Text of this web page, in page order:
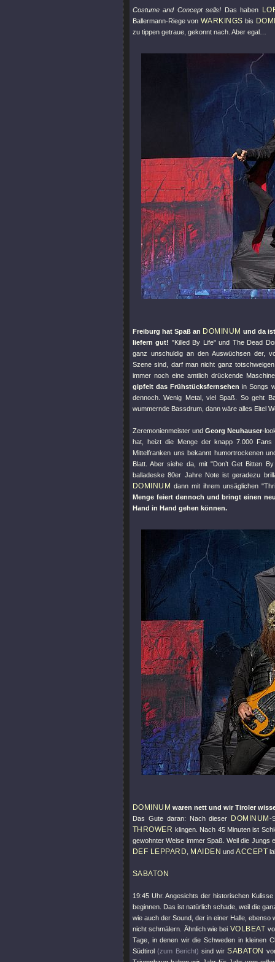
Costume and Concept sells! Das haben
Ballermann-Riege von WARKINGS bis
zu tippen getraue, gekonnt nach. Aber egal…
Freiburg hat Spaß an DOMINUM und da
liefern gut! "Killed By Life"und The Dead
ganz unschuldig an den Auswüchsen der,
Szene sind, darf man nicht ganz
immer noch eine amtlich drückende
gipfelt das Frühstücksfernsehen in Songs
dennoch. Wenig Metal, viel Spaß. So geht
wummernde Bassdrum, dann wäre alles Eitel
Zeremonienmeister und Georg Neuhauser-
hat, heizt die Menge der knapp 7.000
Mittelfranken uns bekannt humortrockenen
Blatt. Aber siehe da, mit "Don’t Get Bitten
balladeske 80er Jahre Note ist geradezu
DOMINUM dann mit ihrem unsäglichen "
Menge feiert dennoch und bringt einen
Hand in Hand gehen können.
DOMINUM waren nett und wir Tiroler
Das Gute daran: Nach dieser
DOMINUM -
THROWER klingen. Nach 45 Minuten ist
gewohnter Weise immer Spaß. Weil die
DEF LEPPARD MAIDEN undACCEPT
SABATON
19:45 Uhr. Angesichts der historischen
beginnen. Das ist natürlich schade, weil die
wie auch der Sound, der in einer Halle,
nicht schmälern. Ähnlich wie bei VOLBEAT
Tage, in denen wir die Schweden in kleinen
Südtirol(zum Bericht) sind wirSABATON